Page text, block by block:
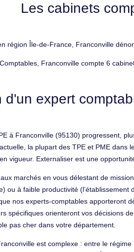
Les cabinets
région Île-de-France, Franconville
Franconville compte 6
d'un expert
à Franconville (95130) progressent,
la plupart des TPE et PME
vigueur. Externaliser est une
marchés en vous délestant de
ou à faible productivité
nos experts-comptables apporteront
spécifiques orienteront vos décisions
pas cher dans votre département.
est complexe : entre le